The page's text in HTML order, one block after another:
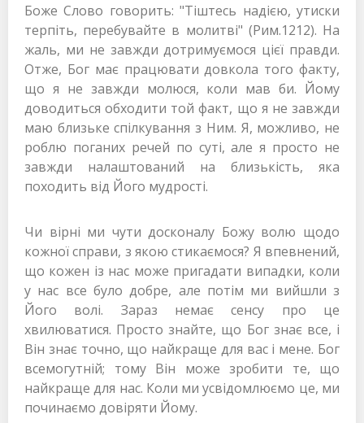
Боже Слово говорить: "Тіштесь надією, утиски
терпіть, перебувайте в молитві" (Рим.1212). На
жаль, ми не завжди дотримуємося цієї правди.
Отже, Бог має працювати довкола того факту,
що я не завжди молюся, коли мав би. Йому
доводиться обходити той факт, що я не завжди
маю близьке спілкування з Ним. Я, можливо, не
роблю поганих речей по суті, але я просто не
завжди налаштований на близькість, яка
походить від Його мудрості.
Чи вірні ми чути досконалу Божу волю щодо
кожної справи, з якою стикаємося? Я впевнений,
що кожен із нас може пригадати випадки, коли
у нас все було добре, але потім ми вийшли з
Його волі. Зараз немає сенсу про це
хвилюватися. Просто знайте, що Бог знає все, і
Він знає точно, що найкраще для вас і мене. Бог
всемогутній; тому Він може зробити те, що
найкраще для нас. Коли ми усвідомлюємо це, ми
починаємо довіряти Йому.